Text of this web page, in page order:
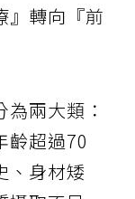
』轉向『前
兩大類：
齡超過70
、身材矮